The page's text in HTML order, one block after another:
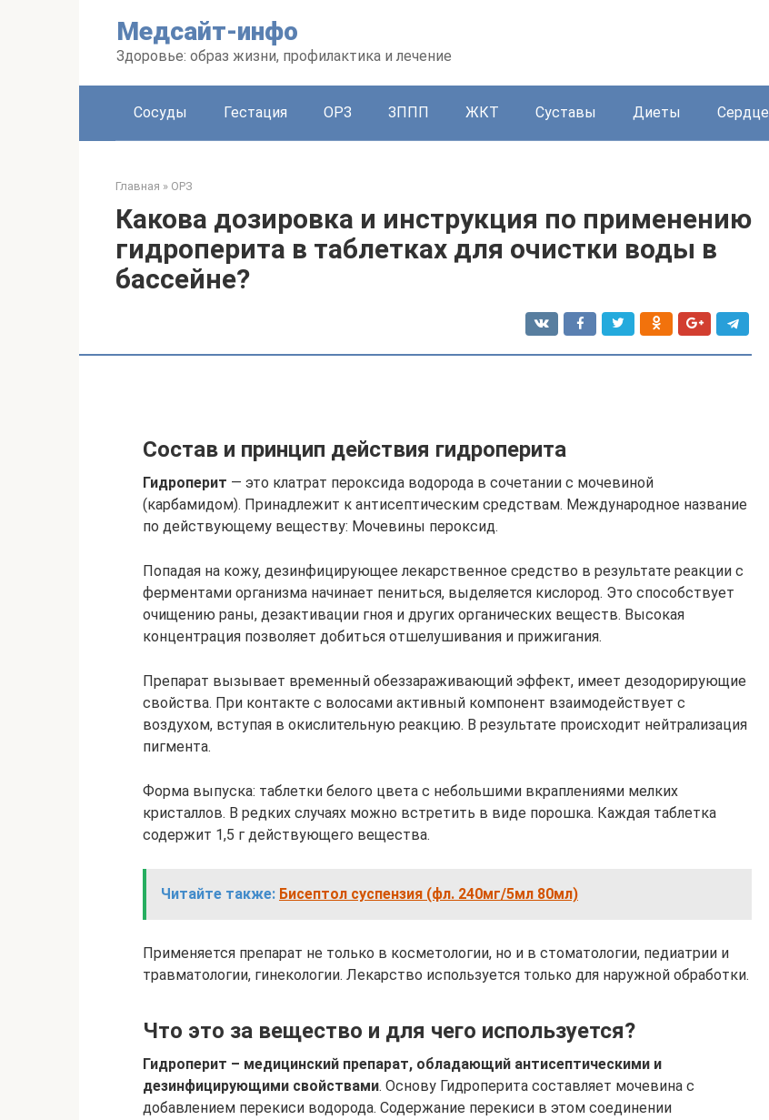
Медсайт-инфо
Здоровье: образ жизни, профилактика и лечение
Сосуды Гестация ОРЗ ЗППП ЖКТ Суставы Диеты Сердце
Главная » ОРЗ
Какова дозировка и инструкция по применению
гидроперита в таблетках для очистки воды в
бассейне?
Состав и принцип действия гидроперита
Гидроперит — это клатрат пероксида водорода в сочетании с мочевиной
(карбамидом). Принадлежит к антисептическим средствам. Международное название
по действующему веществу: Мочевины пероксид.
Попадая на кожу, дезинфицирующее лекарственное средство в результате реакции с
ферментами организма начинает пениться, выделяется кислород. Это способствует
очищению раны, дезактивации гноя и других органических веществ. Высокая
концентрация позволяет добиться отшелушивания и прижигания.
Препарат вызывает временный обеззараживающий эффект, имеет дезодорирующие
свойства. При контакте с волосами активный компонент взаимодействует с
воздухом, вступая в окислительную реакцию. В результате происходит нейтрализация
пигмента.
Форма выпуска: таблетки белого цвета с небольшими вкраплениями мелких
кристаллов. В редких случаях можно встретить в виде порошка. Каждая таблетка
содержит 1,5 г действующего вещества.
Читайте также: Бисептол суспензия (фл. 240мг/5мл 80мл)
Применяется препарат не только в косметологии, но и в стоматологии, педиатрии и
травматологии, гинекологии. Лекарство используется только для наружной обработки.
Что это за вещество и для чего используется?
Гидроперит – медицинский препарат, обладающий антисептическими и
дезинфицирующими свойствами. Основу Гидроперита составляет мочевина с
добавлением перекиси водорода. Содержание перекиси в этом соединении